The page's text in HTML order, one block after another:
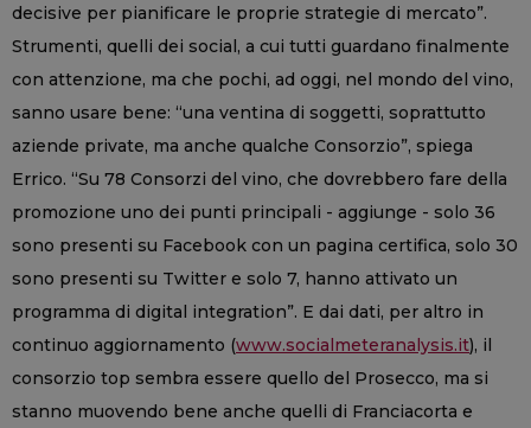
decisive per pianificare le proprie strategie di mercato”.
Strumenti, quelli dei social, a cui tutti guardano finalmente
con attenzione, ma che pochi, ad oggi, nel mondo del vino,
sanno usare bene: “una ventina di soggetti, soprattutto
aziende private, ma anche qualche Consorzio”, spiega
Errico. “Su 78 Consorzi del vino, che dovrebbero fare della
promozione uno dei punti principali - aggiunge - solo 36
sono presenti su Facebook con un pagina certifica, solo 30
sono presenti su Twitter e solo 7, hanno attivato un
programma di digital integration”. E dai dati, per altro in
continuo aggiornamento (www.socialmeteranalysis.it), il
consorzio top sembra essere quello del Prosecco, ma si
stanno muovendo bene anche quelli di Franciacorta e